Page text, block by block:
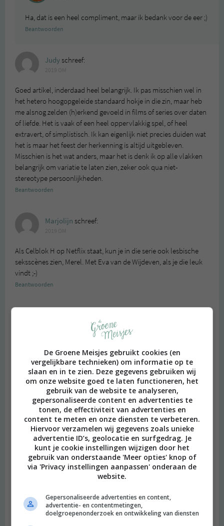
Ha, dat is een heel compliment, maar ik bedank voor de eer ;)
Beantwoorden
Judyschreef:
Goed artikel, inderdaad heel belangrijk. Ik pas misschien wel in
het hetero hoogopgeleide standaard hokje in die zin, maar heb
me alsnog zelden (h)erkend gevoeld in films of series over daten
of liefde. Het is vaak of een heel oppervlakkig spel, of heel
extravert, of simplistisch. Ik kan eigenlijk niet precies duiden wat
het is maar het feest der herkenning is altijd uitgebleven.
Misschien is het wat anders, maar het is denk ik op alle vlakken
belangrijk om variatie te laten zien, zeker ook qua niet-
stereotype persoonlijkheden.
Beantwoorden
Marjolijn schreef:
Als Celblok H op Netflix staat, kun je in die serie ook lesbische
seksscènes zien, Merel. Met Eva van de Wijdeven, als je die leuk
vindt ;-)
Beantwoorden
Beantwoorden
Veerle schreef:
2019 OM
Dank voor deze blog. En below her mouth? Mega guilty,
ontelbaar vaak gekeken. En dan hebben we het nog niet gehad
over Anne+ (en dan vooral de aflevering met Esther, hallo zeg).
Neem aan dat je Anne+ kent? Zo niet, aanrader (Youtube)! X
Beantwoorden
Evaschreef:
2019 OM
Wat een heerlijke post, Merel. Je slaat de spijker op z’n kop! Ik
De Groene Meisjes gebruikt cookies (en
vergelijkbare technieken) om informatie op te
slaan en in te zien. Deze gegevens gebruiken wij
om onze website goed te laten functioneren, het
gebruik van de website te analyseren,
gepersonaliseerde content en advertenties te
tonen, de effectiviteit van advertenties en
content te meten en onze diensten te verbeteren.
Hiervoor verzamelen wij gegevens zoals unieke
advertentie ID’s, geolocatie en surfgedrag. Je
kunt je cookie instellingen wijzigen door het
gebruik van onderstaande 'Meer opties' knop of
via 'Privacy instellingen aanpassen' onderaan de
website.
Gepersonaliseerde advertenties en content,
advertentie- en contentmetingen,
doelgroepenonderzoek en ontwikkeling van diensten